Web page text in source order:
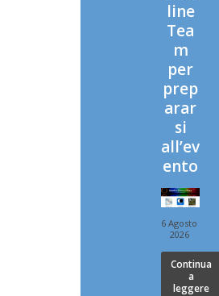
line
Tea
m
per
prep
arar
si
all’ev
ento
6 Agosto
2026
Continua
a
leggere